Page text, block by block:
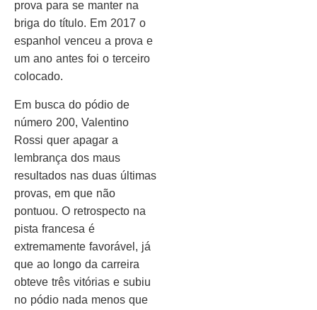
prova para se manter na
briga do título. Em 2017 o
espanhol venceu a prova e
um ano antes foi o terceiro
colocado.
Em busca do pódio de
número 200, Valentino
Rossi quer apagar a
lembrança dos maus
resultados nas duas últimas
provas, em que não
pontuou. O retrospecto na
pista francesa é
extremamente favorável, já
que ao longo da carreira
obteve três vitórias e subiu
no pódio nada menos que